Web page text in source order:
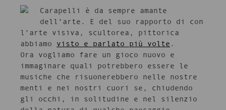
Carapelli è da sempre amante
dell’arte. E del suo rapporto di con
l’arte visiva, scultorea, pittorica
abbiamo visto e parlato più volte .
Ora vogliamo fare un gioco nuovo e
immaginare quali potrebbero essere le
musiche che risuonerebbero nelle nostre
menti e nei nostri cuori se, chiudendo
gli occhi, in solitudine e nel silenzio